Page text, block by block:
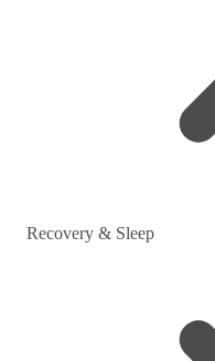
Recovery & Sleep